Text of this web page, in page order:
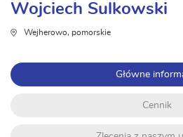
Wojciech Sulkowski
Wejherowo, pomorskie
Główne
Cennik